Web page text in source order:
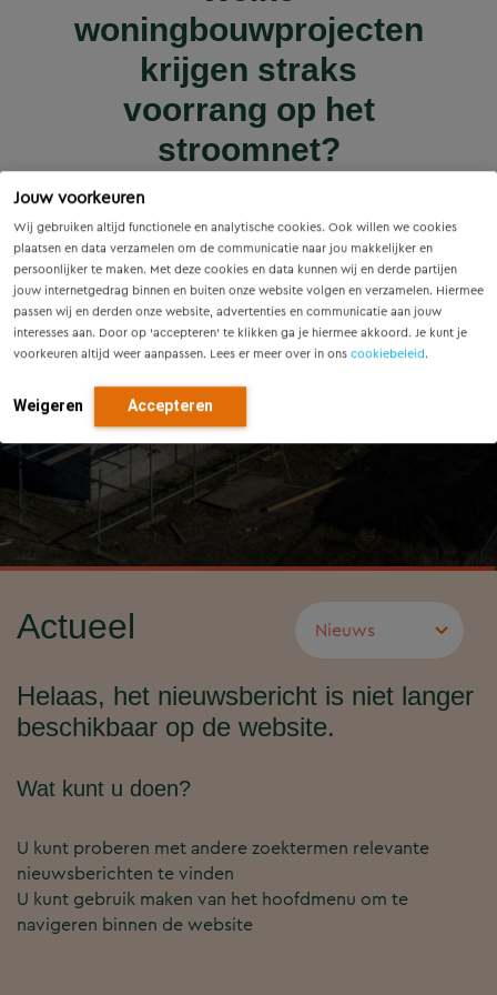
Jouw voorkeuren
Wij gebruiken altijd functionele en analytische cookies. Ook willen we cookies
plaatsen en data verzamelen om de communicatie naar jou makkelijker en
persoonlijker te maken. Met deze cookies en data kunnen wij en derde partijen
jouw internetgedrag binnen en buiten onze website volgen en verzamelen. Hiermee
passen wij en derden onze website, advertenties en communicatie aan jouw
interesses aan. Door op ‘accepteren’ te klikken ga je hiermee akkoord. Je kunt je
voorkeuren altijd weer aanpassen. Lees er meer over in ons cookiebeleid.
Weigeren Accepteren
woningbouwprojecten
krijgen straks
voorrang op het
stroomnet?
Lees meer
nieuws | nieuws
Innovatieve pilot bij
sluiscomplex Helmond
Lees meer
Slim onderzoek
voorkomt onnodige
vervanging van
Eindhovense tunnel
Voorzieningenscan
Drenthe: inzicht voor
vandaag, richting voor
morgen
Wet versterking regie
volkshuisvesting in
werking: wat betekent
dit voor gemeenten?
Actueel
Helaas, het nieuwsbericht is niet langer
beschikbaar op de website.
Wat kunt u doen?
U kunt proberen met andere zoektermen relevante
nieuwsberichten te vinden
U kunt gebruik maken van het hoofdmenu om te
navigeren binnen de website